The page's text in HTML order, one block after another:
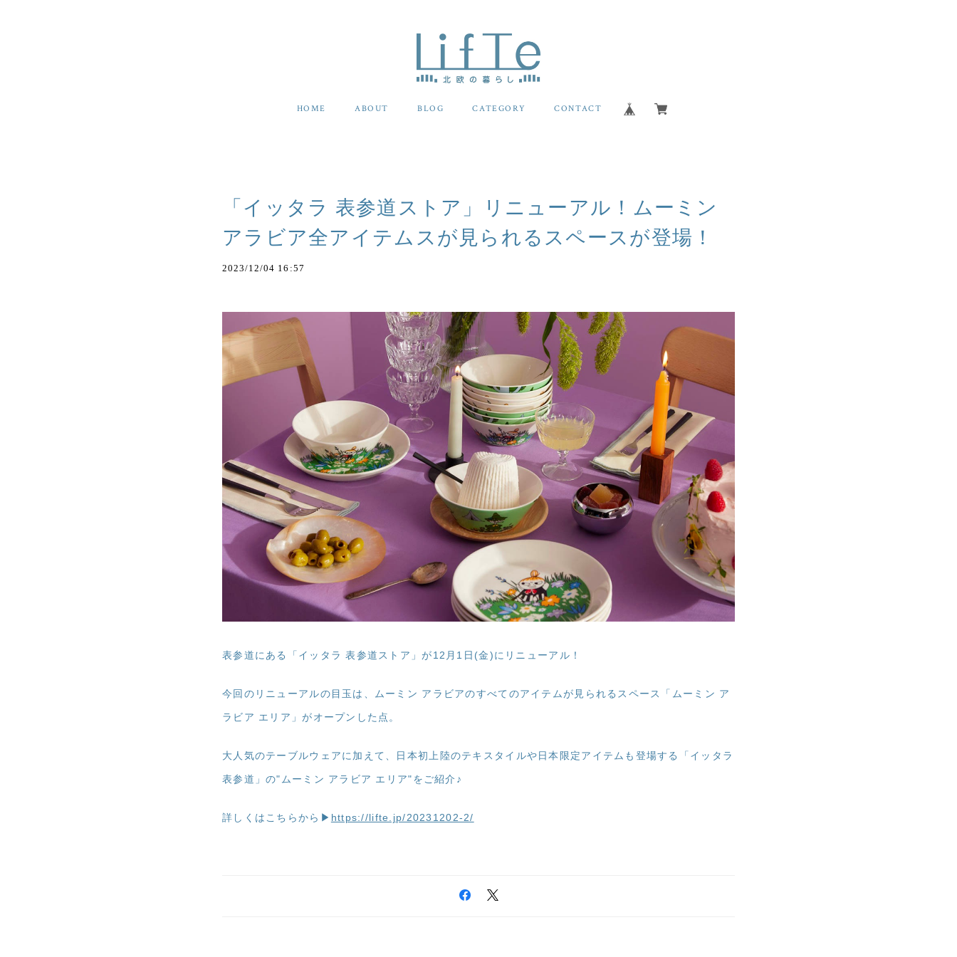
HOME ABOUT BLOG CATEGORY CONTACT
「イッタラ 表参道ストア」リニューアル！ムーミン
アラビア全アイテムスが見られるスペースが登場！
2023/12/04 16:57
表参道にある「イッタラ 表参道ストア」が12月1日(金)にリニューアル！
今回のリニューアルの目玉は、ムーミン アラビアのすべてのアイテムが見られるスペース「ムーミン ア
ラビア エリア」がオープンした点。
大人気のテーブルウェアに加えて、日本初上陸のテキスタイルや日本限定アイテムも登場する「イッタラ
表参道」の"ムーミン アラビア エリア"をご紹介♪
詳しくはこちらから▶ https://lifte.jp/20231202-2/